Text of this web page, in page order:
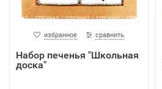
избранное сравнить
Набор печенья "Школьная
доска"